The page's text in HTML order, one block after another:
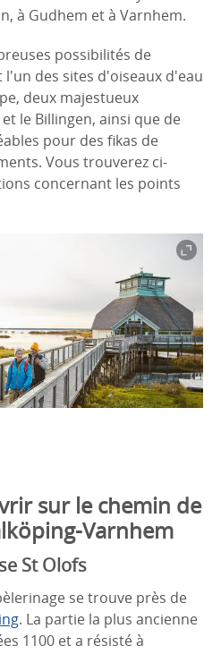
à Gudhem et à Varnhem.
possibilités de
des sites d'oiseaux d'eau
deux majestueux
le Billingen, ainsi que de
pour des fikas de
Vous trouverez ci-
concernant les points
sur le chemin de
Varnhem
St Olofs
se trouve près de
. La partie la plus ancienne
1100 et a résisté à